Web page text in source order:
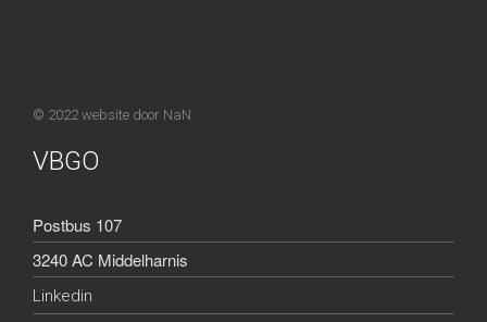
© 2022 website door NaN
VBGO
Postbus 107
3240 AC Middelharnis
Linkedin